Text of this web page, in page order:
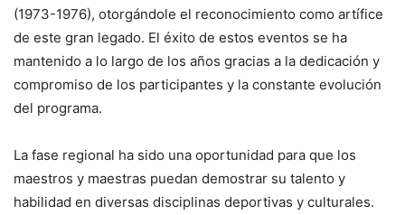
(1973-1976), otorgándole el reconocimiento como artífice
de este gran legado. El éxito de estos eventos se ha
mantenido a lo largo de los años gracias a la dedicación y
compromiso de los participantes y la constante evolución
del programa.
La fase regional ha sido una oportunidad para que los
maestros y maestras puedan demostrar su talento y
habilidad en diversas disciplinas deportivas y culturales.